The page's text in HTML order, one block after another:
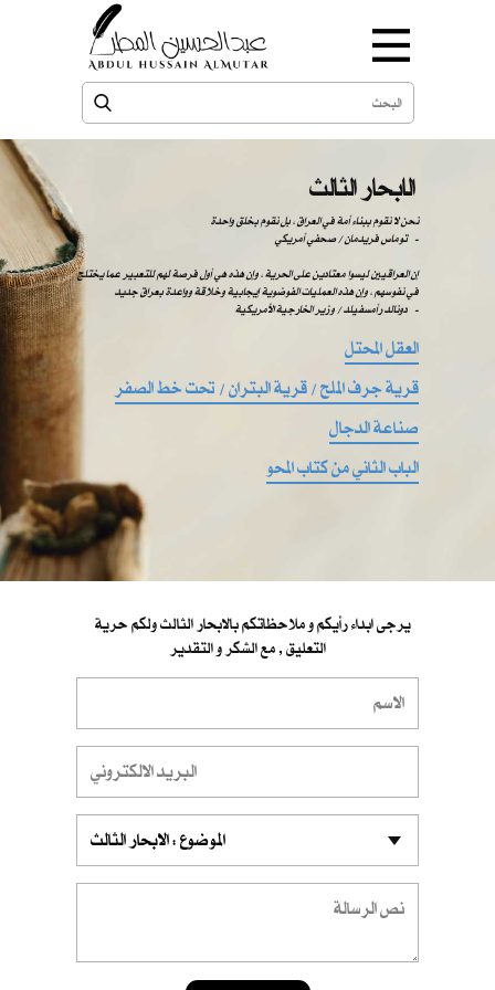
الابحار الثالث
نحن لا نقوم ببناء أمة في العراق ، بل نقوم بخلق واحدة
توماس فريدمان / صحفي أمريكي -
إن العراقيين ليسوا معتادين على الحرية ، وإن هذه هي أول فرصة لهم للتعبير عما يختلج
في نفوسهم ، وإن هذه العمليات الفوضوية إيجابية وخلاقة وواعدة بعراق جديد
دونالد رأمسفيلد / وزير الخارجية الأمريكية -
العقل المحتل
قرية جرف الملح / قرية البتران / تحت خط الصفر
صناعة الدجال
الباب الثاني من كتاب المحو
التعليق , مع الشكر و التقدير